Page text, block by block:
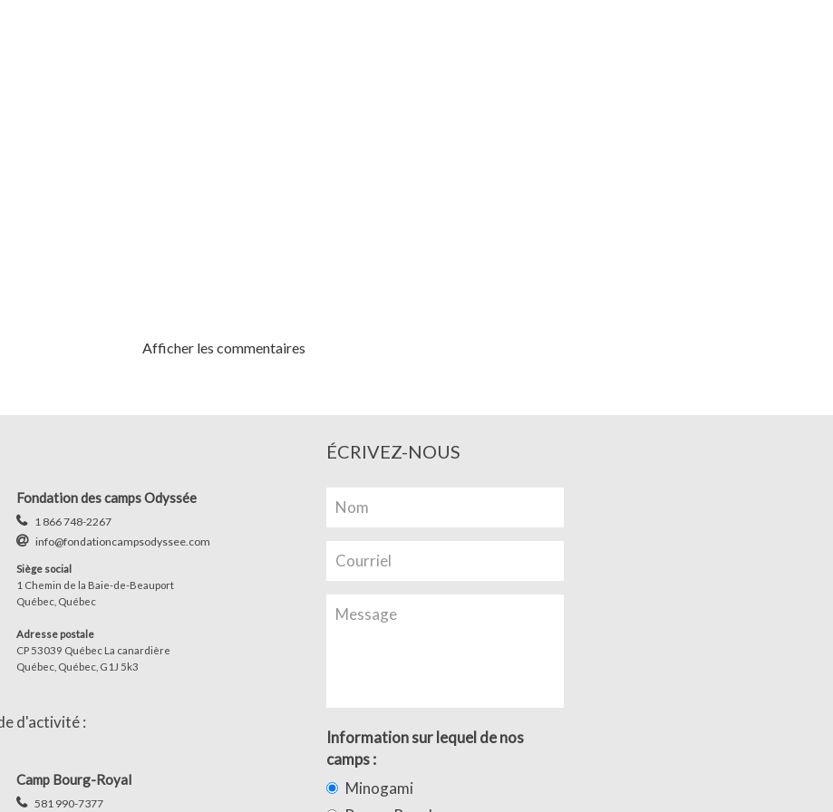
Afficher les commentaires
Fondation des camps Odyssée
1 866 748-2267
info@fondationcampsodyssee.com
Siège social
1 Chemin de la Baie-de-Beauport
Québec, Québec
Adresse postale
CP 53039 Québec La canardière
Québec, Québec, G1J 5k3
d'activité :
Camp Bourg-Royal
581 990-7377
ÉCRIVEZ-NOUS
Information sur lequel de nos
camps :
Minogami